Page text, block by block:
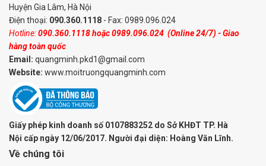
Huyện Gia Lâm, Hà Nội
Điện thoại: 090.360.1118 - Fax: 0989.096.024
Hotline:090.360.1118hoặc0989.096.024 (Online 24/7) - Giao
hàng toàn quốc
Email: quangminh.pkd1@gmail.com
Website: www.moitruongquangminh.com
Giấy phép kinh doanh số 0107883252 do Sở KHĐT TP. Hà
Nội cấp ngày 12/06/2017. Người đại diện: Hoàng Văn Lĩnh.
Về chúng tôi